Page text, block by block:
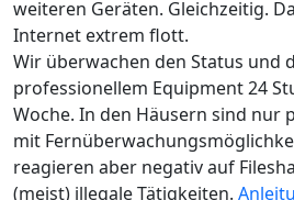
weiteren Geräten. Gleichzeitig.
Internet extrem flott.
Wir überwachen den Status und
professionellem Equipment 24
Woche. In den Häusern sind nur
mit
reagieren aber negativ auf
(meist) illegale Tätigkeiten.